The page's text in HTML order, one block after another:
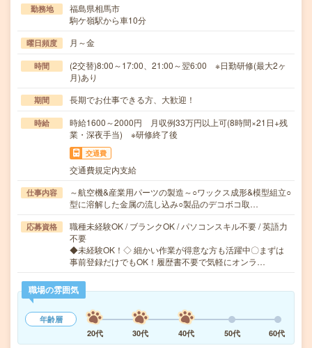
勤務地
福島県相馬市
駒ケ嶺駅から車10分
曜日頻度 月～金
時間
(2交替)8:00～17:00、21:00～翌6:00 ※日勤研修(最大2ヶ
月)あり
期間 長期でお仕事できる方、大歓迎！
時給
時給1600～2000円 月収例33万円以上可(8時間×21日+残
業・深夜手当) ※研修終了後
交通費
交通費規定内支給
仕事内容
～航空機&産業用パーツの製造～○ワックス成形&模型組立○
型に溶解した金属の流し込み○製品のデコボコ取…
応募資格
職種未経験OK / ブランクOK / パソコンスキル不要 / 英語力
不要
◆未経験OK！◇ 細かい作業が得意な方も活躍中〇まずは
事前登録だけでもOK！履歴書不要で気軽にオンラ…
職場の雰囲気
年齢層
20代
30代 40代 50代 60代